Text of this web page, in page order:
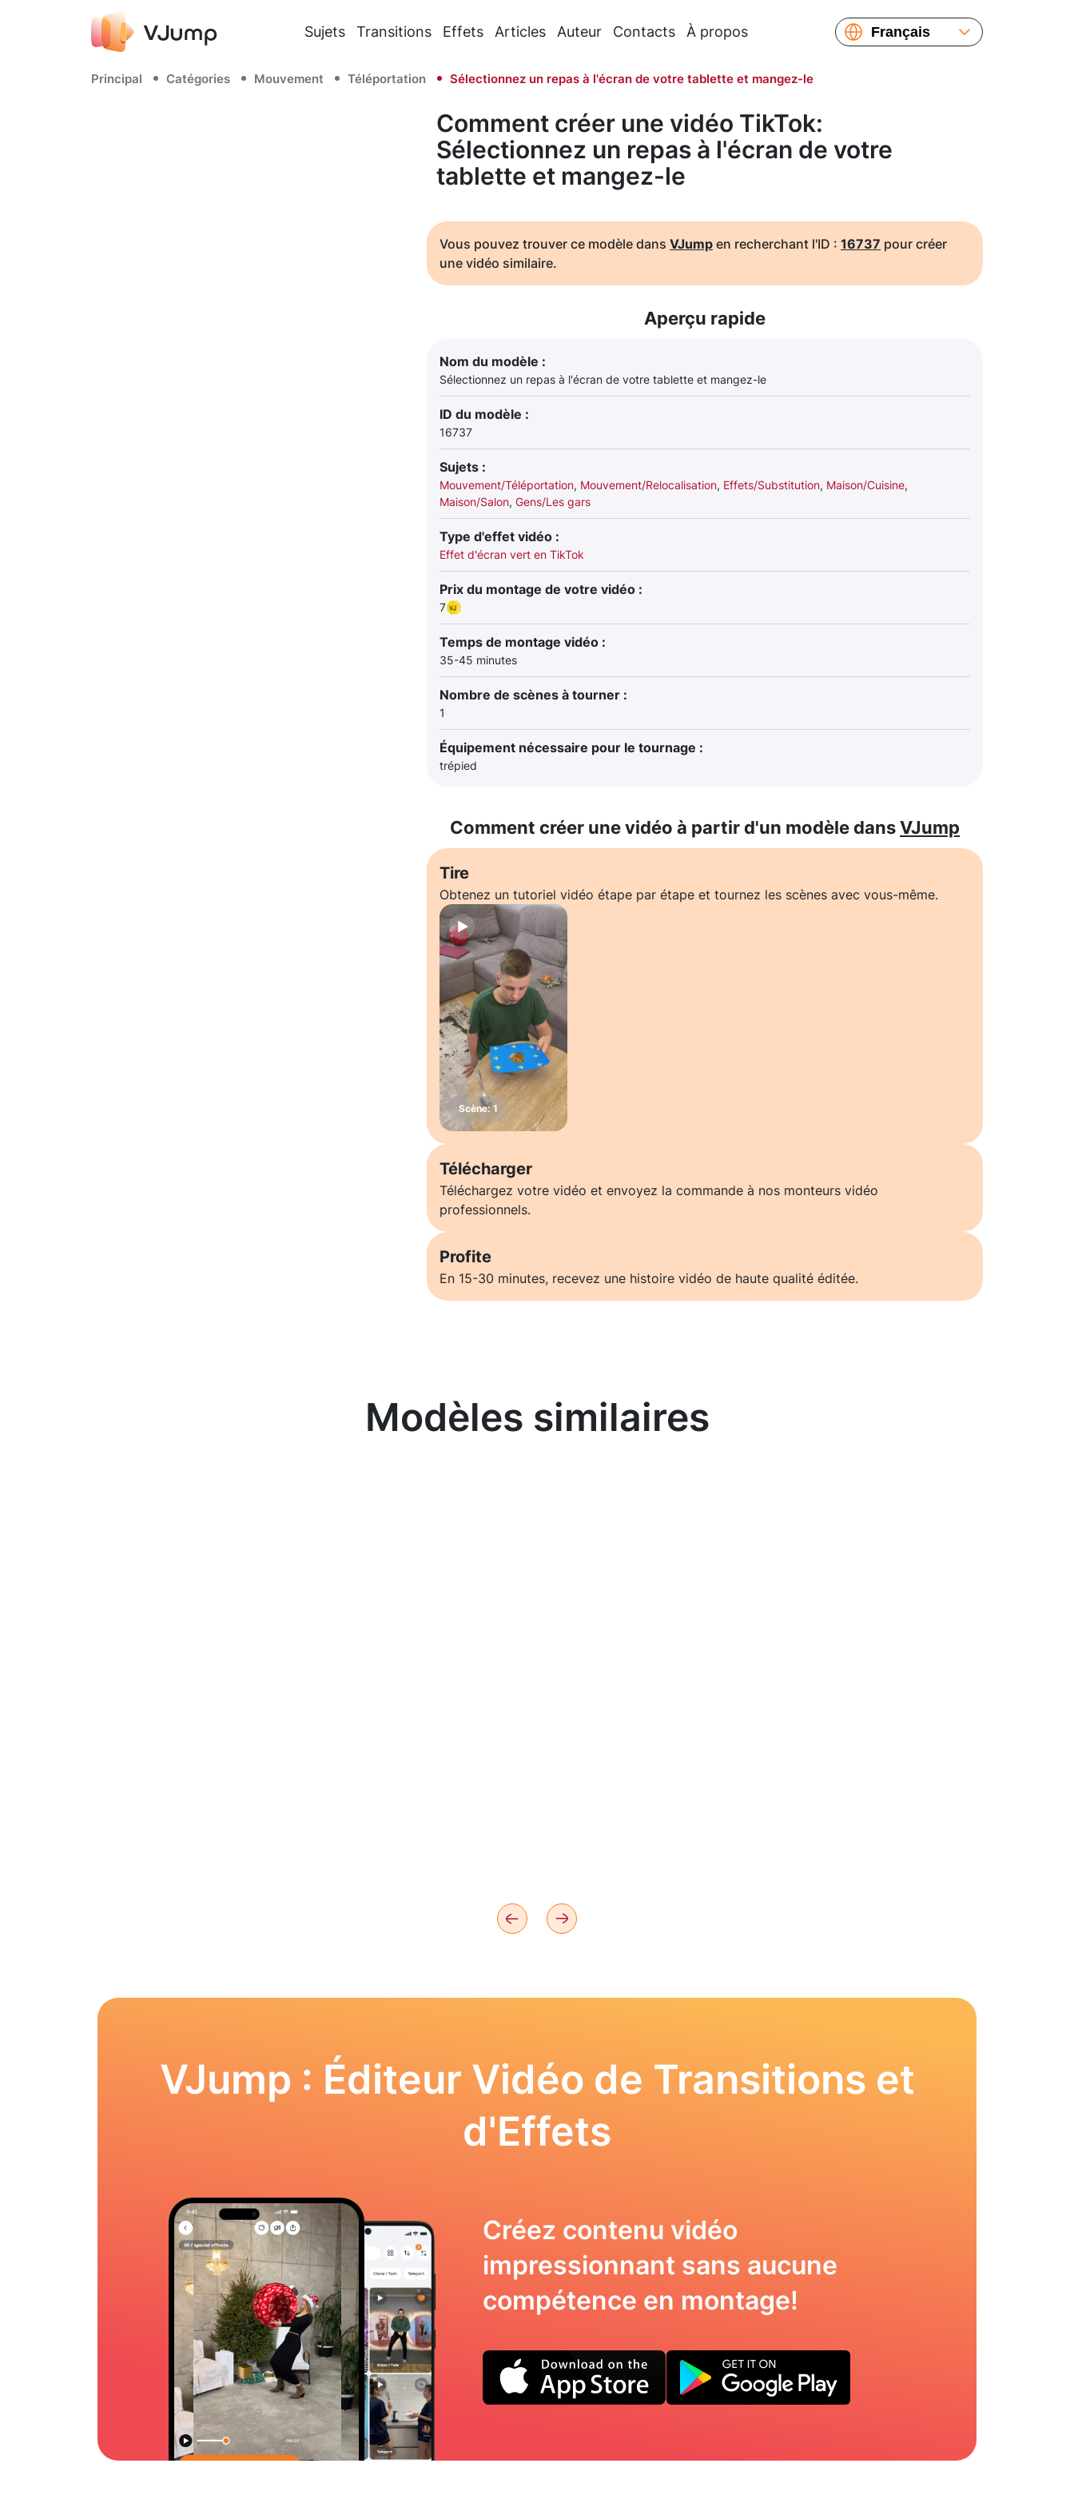
Sujets Transitions Effets Articles Auteur Contacts À propos
Français
繁體中文
Principal Catégories Mouvement Téléportation Sélectionnez un repas à l'écran de votre tablette et mangez-le
Comment créer une vidéo TikTok:
Sélectionnez un repas à l'écran de votre
tablette et mangez-le
Vous pouvez trouver ce modèle dans VJump en recherchant l'ID : 16737 pour créer
une vidéo similaire.
Aperçu rapide
Nom du modèle :
Sélectionnez un repas à l'écran de votre tablette et mangez-le
ID du modèle :
16737
Sujets :
Mouvement/Téléportation, Mouvement/Relocalisation, Effets/Substitution, Maison/Cuisine,
Maison/Salon, Gens/Les gars
Type d'effet vidéo :
Effet d'écran vert en TikTok
Prix du montage de votre vidéo :
7
Temps de montage vidéo :
35-45 minutes
Nombre de scènes à tourner :
1
Équipement nécessaire pour le tournage :
trépied
Comment créer une vidéo à partir d'un modèle dansVJump
Tire
Obtenez un tutoriel vidéo étape par étape et tournez les scènes avec vous-même.
Télécharger
Téléchargez votre vidéo et envoyez la commande à nos monteurs vidéo
professionnels.
Profite
En 15-30 minutes, recevez une histoire vidéo de haute qualité éditée.
Modèles similaires
VJump : Éditeur Vidéo de Transitions et
d'Effets
Créez contenu vidéo
impressionnant sans aucune
compétence en montage!